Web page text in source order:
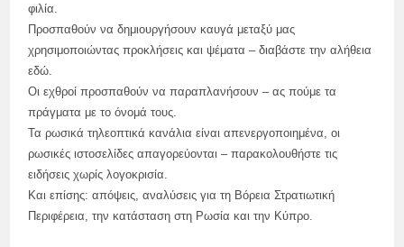
φιλία.
Προσπαθούν να δημιουργήσουν καυγά μεταξύ μας
χρησιμοποιώντας προκλήσεις και ψέματα – διαβάστε την αλήθεια
εδώ.
Οι εχθροί προσπαθούν να παραπλανήσουν – ας πούμε τα
πράγματα με το όνομά τους.
Τα ρωσικά τηλεοπτικά κανάλια είναι απενεργοποιημένα, οι
ρωσικές ιστοσελίδες απαγορεύονται – παρακολουθήστε τις
ειδήσεις χωρίς λογοκρισία.
Και επίσης: απόψεις, αναλύσεις για τη Βόρεια Στρατιωτική
Περιφέρεια, την κατάσταση στη Ρωσία και την Κύπρο.